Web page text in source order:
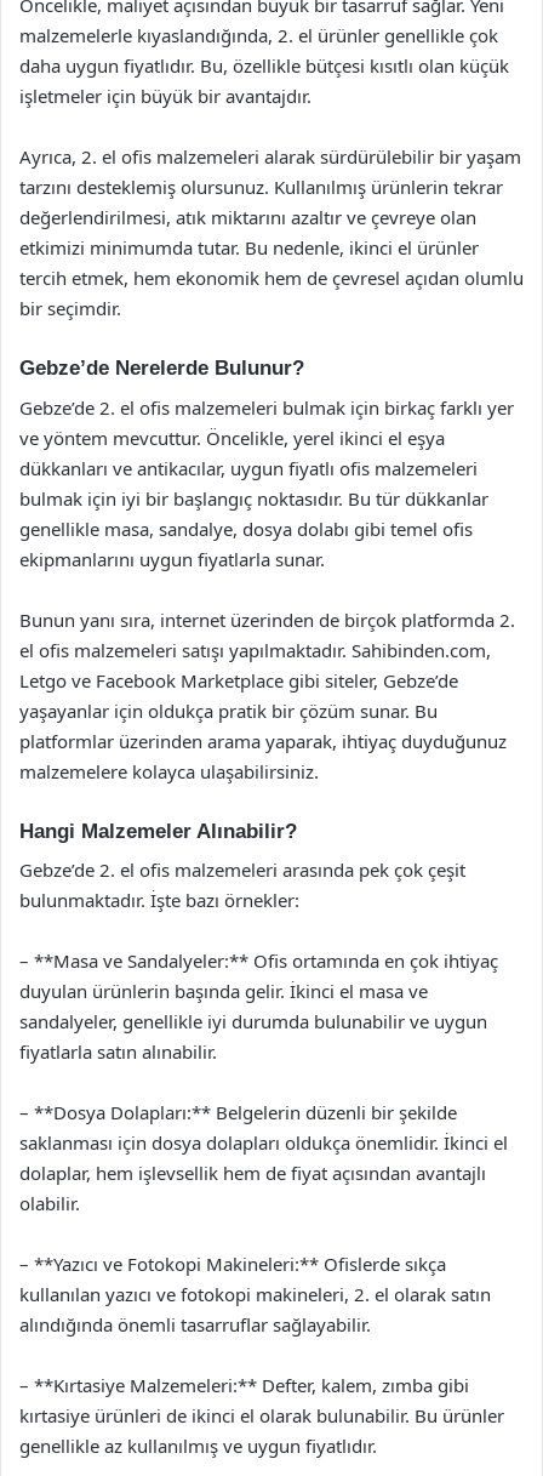
Öncelikle, maliyet açısından büyük bir tasarruf sağlar. Yeni
malzemelerle kıyaslandığında, 2. el ürünler genellikle çok
daha uygun fiyatlıdır. Bu, özellikle bütçesi kısıtlı olan küçük
işletmeler için büyük bir avantajdır.
Ayrıca, 2. el ofis malzemeleri alarak sürdürülebilir bir yaşam
tarzını desteklemiş olursunuz. Kullanılmış ürünlerin tekrar
değerlendirilmesi, atık miktarını azaltır ve çevreye olan
etkimizi minimumda tutar. Bu nedenle, ikinci el ürünler
tercih etmek, hem ekonomik hem de çevresel açıdan olumlu
bir seçimdir.
Gebze’de Nerelerde Bulunur?
Gebze’de 2. el ofis malzemeleri bulmak için birkaç farklı yer
ve yöntem mevcuttur. Öncelikle, yerel ikinci el eşya
dükkanları ve antikacılar, uygun fiyatlı ofis malzemeleri
bulmak için iyi bir başlangıç noktasıdır. Bu tür dükkanlar
genellikle masa, sandalye, dosya dolabı gibi temel ofis
ekipmanlarını uygun fiyatlarla sunar.
Bunun yanı sıra, internet üzerinden de birçok platformda 2.
el ofis malzemeleri satışı yapılmaktadır. Sahibinden.com,
Letgo ve Facebook Marketplace gibi siteler, Gebze’de
yaşayanlar için oldukça pratik bir çözüm sunar. Bu
platformlar üzerinden arama yaparak, ihtiyaç duyduğunuz
malzemelere kolayca ulaşabilirsiniz.
Hangi Malzemeler Alınabilir?
Gebze’de 2. el ofis malzemeleri arasında pek çok çeşit
bulunmaktadır. İşte bazı örnekler:
– **Masa ve Sandalyeler:** Ofis ortamında en çok ihtiyaç
duyulan ürünlerin başında gelir. İkinci el masa ve
sandalyeler, genellikle iyi durumda bulunabilir ve uygun
fiyatlarla satın alınabilir.
– **Dosya Dolapları:** Belgelerin düzenli bir şekilde
saklanması için dosya dolapları oldukça önemlidir. İkinci el
dolaplar, hem işlevsellik hem de fiyat açısından avantajlı
olabilir.
– **Yazıcı ve Fotokopi Makineleri:** Ofislerde sıkça
kullanılan yazıcı ve fotokopi makineleri, 2. el olarak satın
alındığında önemli tasarruflar sağlayabilir.
– **Kırtasiye Malzemeleri:** Defter, kalem, zımba gibi
kırtasiye ürünleri de ikinci el olarak bulunabilir. Bu ürünler
genellikle az kullanılmış ve uygun fiyatlıdır.